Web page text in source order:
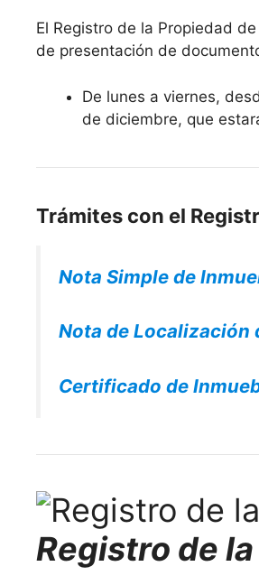
El Registro de la Propiedad
de presentación de
De lunes a viernes,
de diciembre, que
Trámites con el
Nota Simple de
Nota de Localización
Certificado de
Registro de